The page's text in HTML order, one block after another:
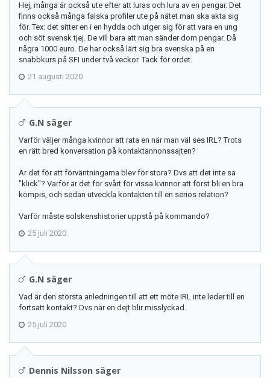
Hej, många är också ute efter att luras och lura av en pengar. Det
finns också många falska profiler ute på nätet man ska akta sig
för. Tex: det sitter en i en hydda och utger sig för att vara en ung
och söt svensk tjej. De vill bara att man sänder dom pengar. Då
några 1000 euro. De har också lärt sig bra svenska på en
snabbkurs på SFI under två veckor. Tack för ordet.
21 augusti 2020
G.N säger
Varför väljer många kvinnor att rata en när man väl ses IRL? Trots
en rätt bred konversation på kontaktannonssajten?
Är det för att förväntningarna blev för stora? Dvs att det inte sa
"klick"? Varför är det för svårt för vissa kvinnor att först bli en bra
kompis, och sedan utveckla kontakten till en seriös relation?
Varför måste solskenshistorier uppstå på kommando?
25 juli 2020
G.N säger
Vad är den största anledningen till att ett möte IRL inte leder till en
fortsatt kontakt? Dvs när en dejt blir misslyckad.
25 juli 2020
Dennis Nilsson säger